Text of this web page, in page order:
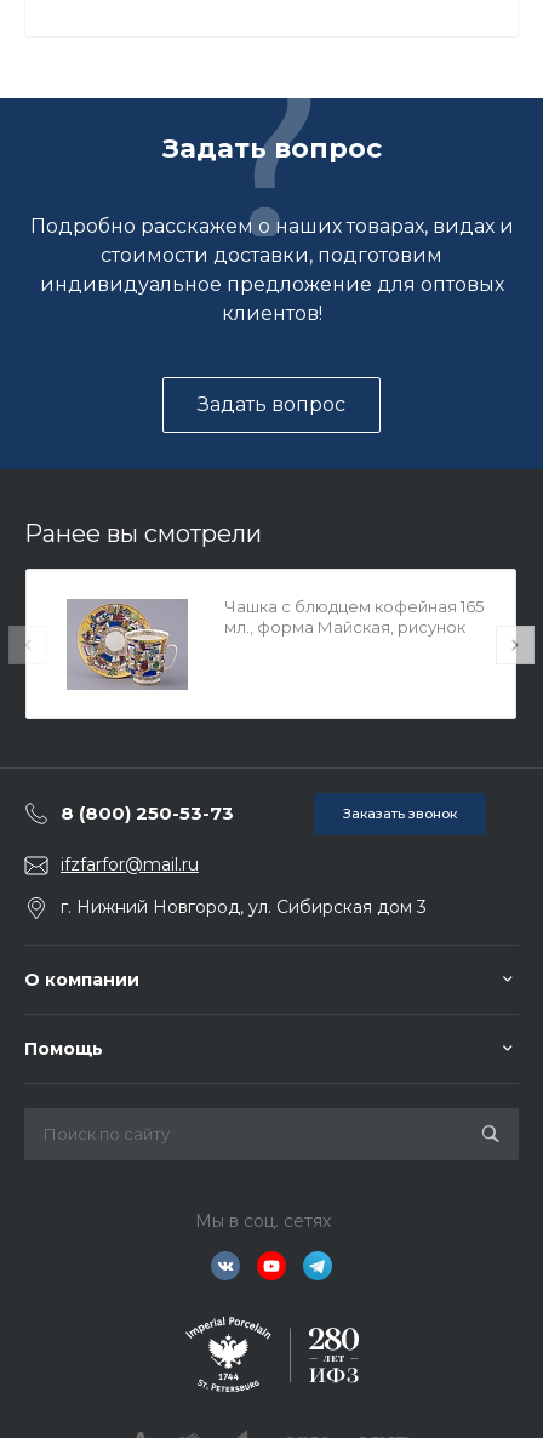
Задать вопрос
Подробно расскажем о наших товарах, видах и
стоимости доставки, подготовим
индивидуальное предложение для оптовых
клиентов!
Задать вопрос
Ранее вы смотрели
Чашка с блюдцем кофейная 165
мл., форма Майская, рисунок
8 (800) 250-53-73 Заказать звонок
ifzfarfor@mail.ru
г. Нижний Новгород, ул. Сибирская дом 3
О компании
Помощь
Мы в соц. сетях